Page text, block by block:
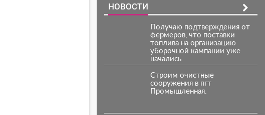
НОВОСТИ
Получаю подтверждения от
фермеров, что поставки
топлива на организацию
уборочной кампании уже
начались.
Строим очистные
сооружения в пгт
Промышленная.